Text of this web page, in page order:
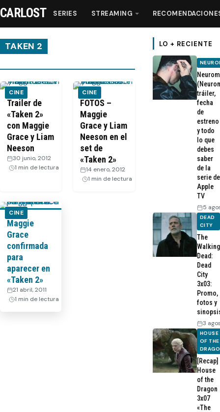
Streaming
Recomendaciones
Videos
CARLOST SERIES STREAMING
TAKEN 2
CINE
Trailer de
«Taken 2»
con Maggie
Grace y Liam
Neeson
30 junio, 2012
1 min de lectura
CINE
FOTOS –
Maggie
Grace y Liam
Neeson en el
set de
«Taken 2»
14 enero, 2012
1 min de lectura
CINE
Maggie
Grace
confirmada
para
aparecer en
«Taken 2»
21 abril, 2011
1 min de lectura
LO + RECIENTE
tráiler,
fecha
de
estreno
y todo
lo que
debes
saber
de la
serie de
Apple
TV
5
DEAD
CITY
The
Walking
Dead:
Dead
City
3x03:
Promo,
fotos y
3
HOUSE
OF THE
[Recap]
House
of the
Dragon
3x07
«The